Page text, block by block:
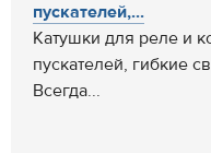
пускателей,...
Катушки для реле и
пускателей, гибкие
Всегда...